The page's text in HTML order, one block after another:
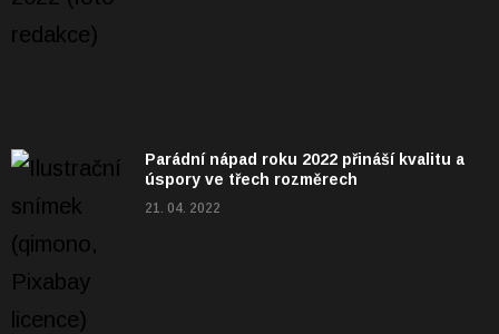
Parádní nápad roku 2022 přináší kvalitu a
úspory ve třech rozměrech
21. 04. 2022